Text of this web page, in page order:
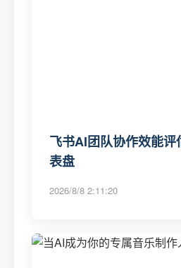
飞书AI团队协作效能
表盘
2026/8/8 2:11:20